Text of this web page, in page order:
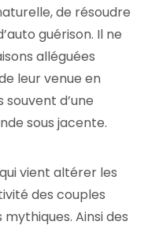
de résoudre
guérison. Il ne
alléguées
leur venue en
d’une
sous jacente.
vient altérer les
des couples
Ainsi des